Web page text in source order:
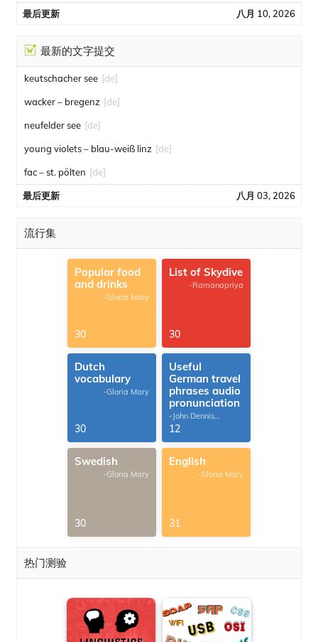
最后更新 八月 10, 2026
最新的文字提交
keutschacher see [de]
wacker – bregenz [de]
neufelder see [de]
young violets – blau-weiß linz [de]
fac – st. pölten [de]
最后更新 八月 03, 2026
流行集
Popular food
and drinks
-Gloria Mary
30
List of Skydive
-Ramanapriya
30
Dutch
vocabulary
-Gloria Mary
30
Useful
German travel
phrases audio
pronunciation
-John Dennis
G.Thomas
12
Swedish
-Gloria Mary
30
English
-Gloria Mary
31
热门测验